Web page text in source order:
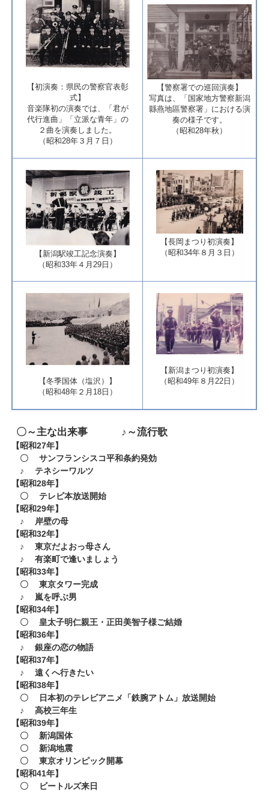
【初演奏：県民の警察官表彰
式】
音楽隊初の演奏では、「君が
代行進曲」「立派な青年」の
２曲を演奏しました。
​（昭和28年３月７日）
​【警察署での巡回演奏】
写真は、「国家地方警察新潟
縣燕地區警察署」における演
奏の様子です。
（昭和28年秋）
​【新潟駅竣工記念演奏】
（昭和33年４月29日）
​【長岡まつり初演奏】
​（昭和34年８月３日）
【冬季国体（塩沢）】
​（昭和48年２月18日）
【新潟まつり初演奏】
（昭和49年８月22日）​
〇～主な出来事 ♪～流行歌
【昭和27年】
〇 サンフランシスコ平和条約発効
♪ テネシーワルツ
​【昭和28年】
〇 テレビ本放送開始
【昭和29年】
♪ 岸壁の母
​【昭和32年】
♪ 東京だよおっ母さん
♪ 有楽町で逢いましょう
【昭和33年】
〇 東京タワー完成
♪ 嵐を呼ぶ男
【昭和34年】
〇 皇太子明仁親王・正田美智子様ご結婚
【昭和36年】
♪ 銀座の恋の物語
【昭和37年】
♪ 遠くへ行きたい
【昭和38年】
〇 日本初のテレビアニメ「鉄腕アトム」放送開始
♪ 高校三年生
【昭和39年】
〇 新潟国体
〇 新潟地震
〇 東京オリンピック開幕
​【昭和41年】
〇 ビートルズ来日